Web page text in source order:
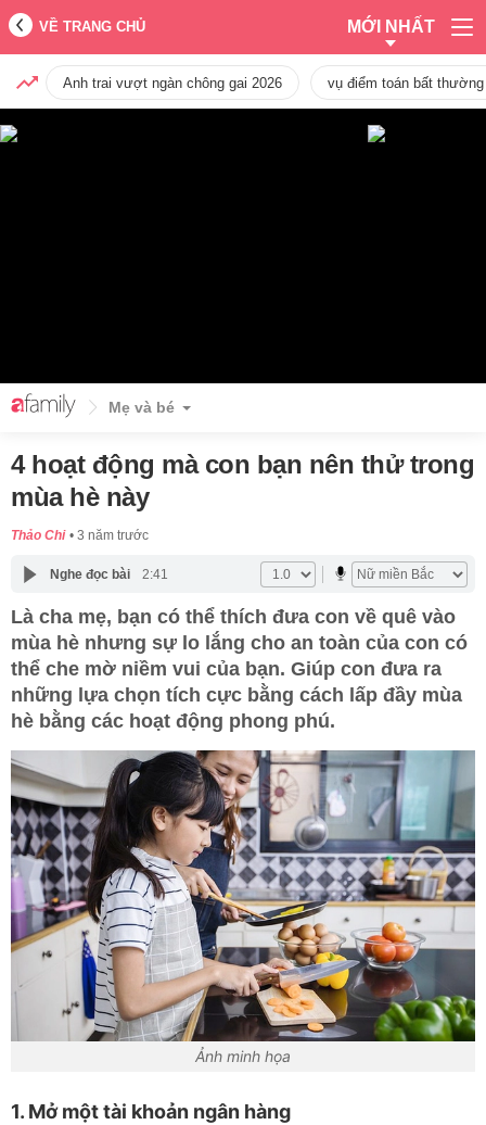
VỀ TRANG CHỦ MỚI NHẤT
Anh trai vượt ngàn chông gai 2026 vụ điểm toán bất
Mẹ và bé
4 hoạt động mà con bạn nên thử trong
mùa hè này
Thảo Chi 3 năm trước
Nghe đọc bài 2:41
Là cha mẹ, bạn có thể thích đưa con về quê vào
mùa hè nhưng sự lo lắng cho an toàn của con có
thể che mờ niềm vui của bạn. Giúp con đưa ra
những lựa chọn tích cực bằng cách lấp đầy mùa
hè bằng các hoạt động phong phú.
Ảnh minh họa
1. Mở một tài khoản ngân hàng